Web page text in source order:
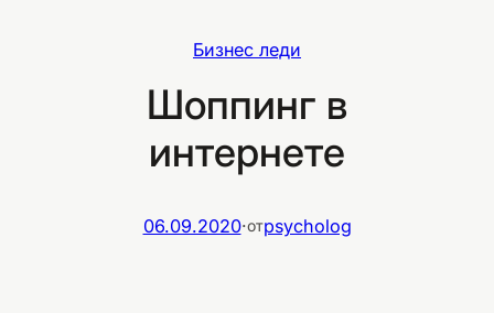
Бизнес леди
Шоппинг в
интернете
06.09.2020·отpsycholog